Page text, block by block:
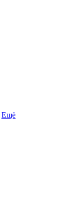
Ещё